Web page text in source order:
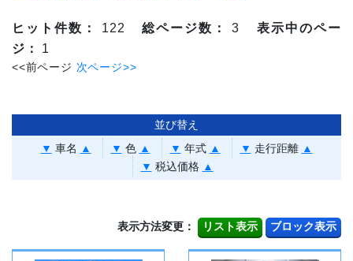
ヒット件数： 122 総ページ数： 3
表示中のペー
ジ：
1
<<前ページ 次ページ>>
並び替え
▼ 車名 ▲ ▼ 色 ▲ ▼ 年式 ▲ ▼ 走行距離 ▲
▼ 税込価格 ▲
表示方法変更：